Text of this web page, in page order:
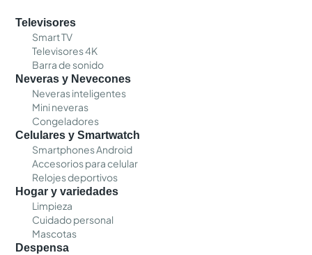
Televisores
Smart TV
Televisores 4K
Barra de sonido
Neveras y Nevecones
Neveras inteligentes
Mini neveras
Congeladores
Celulares y Smartwatch
Smartphones Android
Accesorios para celular
Relojes deportivos
Hogar y variedades
Limpieza
Cuidado personal
Mascotas
Despensa